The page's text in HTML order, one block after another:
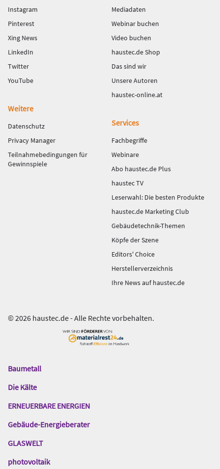
Instagram
Pinterest
Xing News
LinkedIn
Twitter
YouTube
Mediadaten
Webinar buchen
Video buchen
haustec.de Shop
Das sind wir
Unsere Autoren
haustec-online.at
Weitere
Datenschutz
Privacy Manager
Teilnahmebedingungen für
Gewinnspiele
Services
Fachbegriffe
Webinare
Abo haustec.de Plus
haustec TV
Leserwahl: Die besten Produkte
haustec.de Marketing Club
Gebäudetechnik-Themen
Köpfe der Szene
Editors' Choice
Herstellerverzeichnis
Ihre News auf haustec.de
© 2026 haustec.de - Alle Rechte vorbehalten.
Das
Gentner
Baumetall
Die Kälte
ERNEUERBARE ENERGIEN
Gebäude-Energieberater
GLASWELT
photovoltaik